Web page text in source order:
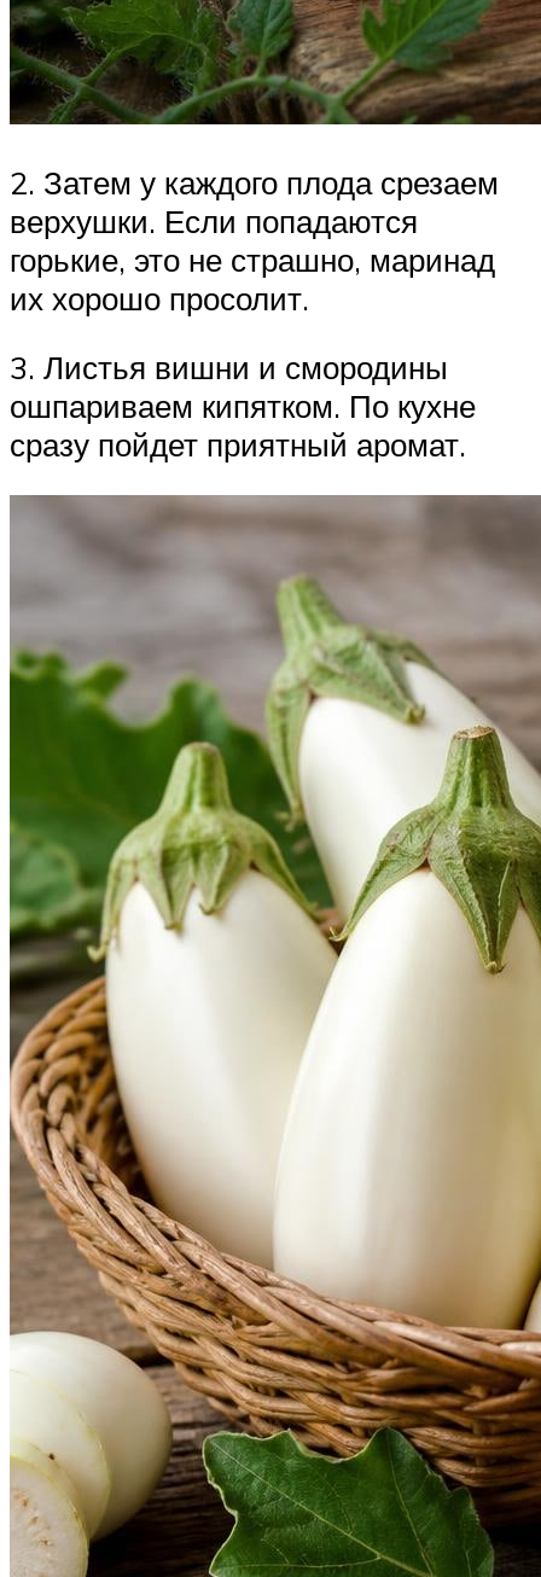
2. Затем у каждого плода срезаем
верхушки. Если попадаются
горькие, это не страшно, маринад
их хорошо просолит.
3. Листья вишни и смородины
ошпариваем кипятком. По кухне
сразу пойдет приятный аромат.